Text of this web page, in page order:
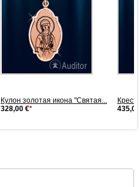
Кулон золотая икона "Святая...
328,00 €*